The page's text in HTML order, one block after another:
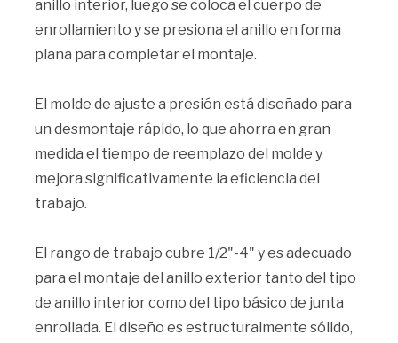
anillo interior, luego se coloca el cuerpo de
enrollamiento y se presiona el anillo en forma
plana para completar el montaje.
El molde de ajuste a presión está diseñado para
un desmontaje rápido, lo que ahorra en gran
medida el tiempo de reemplazo del molde y
mejora significativamente la eficiencia del
trabajo.
El rango de trabajo cubre 1/2"-4" y es adecuado
para el montaje del anillo exterior tanto del tipo
de anillo interior como del tipo básico de junta
enrollada. El diseño es estructuralmente sólido,